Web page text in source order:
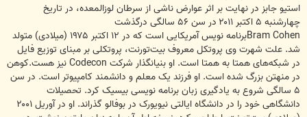
استیو جابز در نهایت بر اثر عوارض ناشی از سرطان لوزالمعده، در تاریخ
چهارشنبه ۵ اکتبر ۲۰۱۱ در سن ۵۶ سالگی درگذشت
Bram Cohenبرنامه نویس آمریکایی است که در ۱۲ اکتبر ۱۹۷۵ (میلادی) متولد
شد. علت شهرت وی پروتکل معروف بیت‌تورنت، پروتکلی بر مبنای توزیع فایل
در شبکه‌های همتا به همتا است. او بنیانگذار شرکت Codecon نیز هست.کوهن
در منهتن بزرگ شده است. او فرزند یک معلم و دانشمند کامپیوتر است. در سن
۵ سالگی شروع به یادگیری زبان برنامه نویسی بیسیک کرد. تحصیلات
دانشگاهی خود را در دانشگاه ایالتی نیویورک در بوفالو گذراند. او در آوریل ۲۰۰۱